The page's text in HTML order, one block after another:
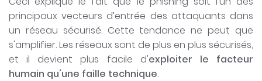
principaux vecteurs d’entrée des attaquants dans
un réseau sécurisé. Cette tendance ne peut que
s'amplifier. Les réseaux sont de plus en plus sécurisés,
et il devient plus facile d'exploiter le facteur
humain qu'une faille technique.